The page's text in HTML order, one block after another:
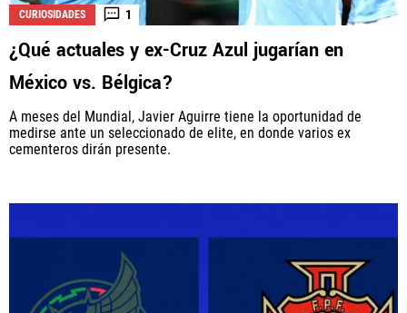
CURIOSIDADES 1
¿Qué actuales y ex-Cruz Azul jugarían en
México vs. Bélgica?
A meses del Mundial, Javier Aguirre tiene la oportunidad de
medirse ante un seleccionado de elite, en donde varios ex
cementeros dirán presente.